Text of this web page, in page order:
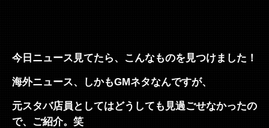
今日ニュース見てたら、こんなものを見つけました！
海外ニュース、しかもGMネタなんですが、
元スタバ店員としてはどうしても見過ごせなかったの
で、ご紹介。笑